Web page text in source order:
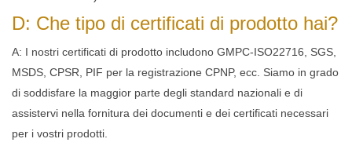
D: Che tipo di certificati di prodotto hai?
A: I nostri certificati di prodotto includono GMPC-ISO22716, SGS,
MSDS, CPSR, PIF per la registrazione CPNP, ecc. Siamo in grado
di soddisfare la maggior parte degli standard nazionali e di
assistervi nella fornitura dei documenti e dei certificati necessari
per i vostri prodotti.